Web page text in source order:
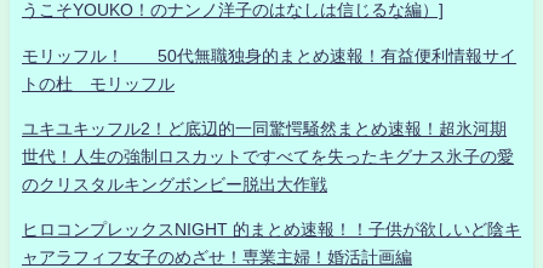
うこそYOUKO！のナンノ洋子のはなしは信じるな編）]
モリッフル！ 50代無職独身的まとめ速報！有益便利情報サイ
トの杜 モリッフル
ユキユキッフル2！ど底辺的一同驚愕騒然まとめ速報！超氷河期
世代！人生の強制ロスカットですべてを失ったキグナス氷子の愛
のクリスタルキングボンビー脱出大作戦
ヒロコンプレックスNIGHT 的まとめ速報！！子供が欲しいど陰キ
ャアラフィフ女子のめざせ！専業主婦！婚活計画編